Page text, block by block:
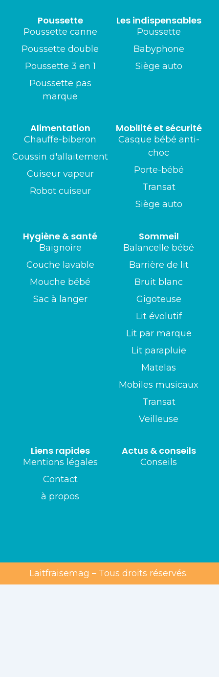
Les indispensables
Poussette
Babyphone
Siège auto
Poussette
Poussette canne
Poussette double
Poussette 3 en 1
Poussette pas
marque
Mobilité et sécurité
Casque bébé anti-
choc
Porte-bébé
Transat
Siège auto
Alimentation
Chauffe-biberon
Coussin d'allaitement
Cuiseur vapeur
Robot cuiseur
Sommeil
Balancelle bébé
Barrière de lit
Bruit blanc
Gigoteuse
Lit évolutif
Lit par marque
Lit parapluie
Matelas
Mobiles musicaux
Transat
Veilleuse
Hygiène & santé
Baignoire
Couche lavable
Mouche bébé
Sac à langer
Actus & conseils
Conseils
Liens rapides
Mentions légales
Contact
à propos
Laitfraisemag – Tous droits réservés.